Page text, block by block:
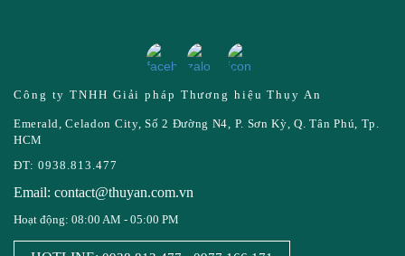
Công ty TNHH Giải pháp Thương hiệu Thụy An
Emerald, Celadon City, Số 2 Đường N4, P. Sơn Kỳ, Q. Tân Phú, Tp.
HCM
ĐT: 0938.813.477
Email: contact@thuyan.com.vn
Hoạt động: 08:00 AM - 05:00 PM